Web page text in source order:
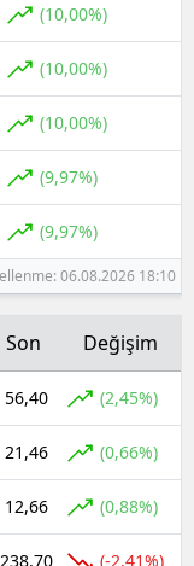
(10,00%)
(10,00%)
(10,00%)
(9,97%)
(9,97%)
06.08.2026 18:10
Son Değişim
56,40 (2,45%)
21,46 (0,66%)
12,66 (0,88%)
238,70 (-2,41%)